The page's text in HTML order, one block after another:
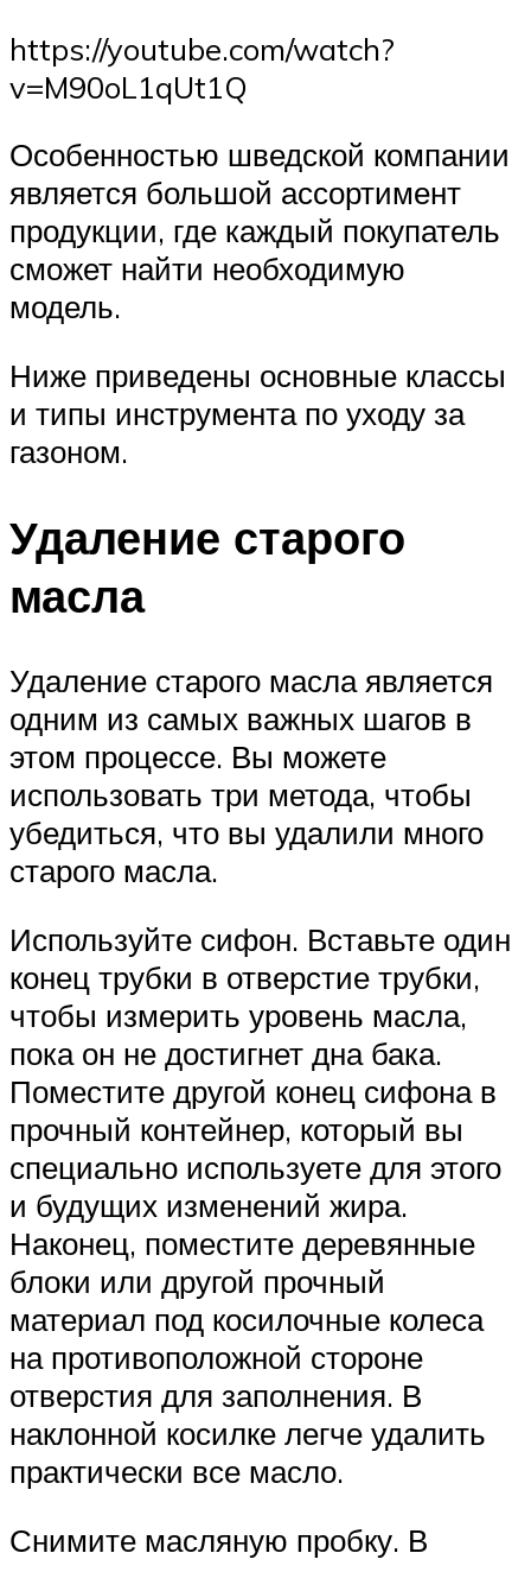
https://youtube.com/watch?
v=M90oL1qUt1Q
Особенностью шведской компании
является большой ассортимент
продукции, где каждый покупатель
сможет найти необходимую
модель.
Ниже приведены основные классы
и типы инструмента по уходу за
газоном.
Удаление старого
масла
Удаление старого масла является
одним из самых важных шагов в
этом процессе. Вы можете
использовать три метода, чтобы
убедиться, что вы удалили много
старого масла.
Используйте сифон. Вставьте один
конец трубки в отверстие трубки,
чтобы измерить уровень масла,
пока он не достигнет дна бака.
Поместите другой конец сифона в
прочный контейнер, который вы
специально используете для этого
и будущих изменений жира.
Наконец, поместите деревянные
блоки или другой прочный
материал под косилочные колеса
на противоположной стороне
отверстия для заполнения. В
наклонной косилке легче удалить
практически все масло.
Снимите масляную пробку. В